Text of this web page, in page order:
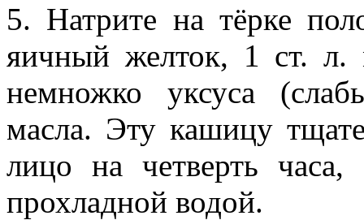
5. Натрите на тёрке
яичный желток, 1 ст.
немножко уксуса
масла. Эту кашицу
лицо на четверть часа,
прохладной водой.